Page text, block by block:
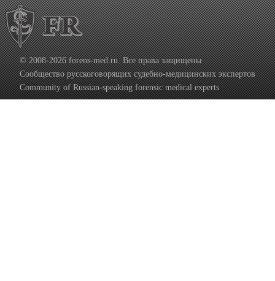
© 2008-2026 forens-med.ru. Все права защищены
Сообщество русскоговорящих судебно-медицинских экспертов
Community of Russian-speaking forensic medical experts